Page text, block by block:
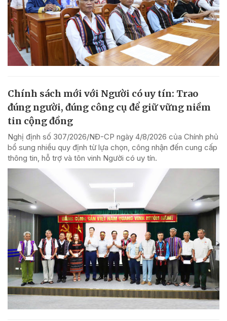
Chính sách mới với Người có uy tín: Trao
đúng người, đúng công cụ để giữ vững niềm
tin cộng đồng
Nghị định số 307/2026/NĐ-CP ngày 4/8/2026 của Chính phủ
bổ sung nhiều quy định từ lựa chọn, công nhận đến cung cấp
thông tin, hỗ trợ và tôn vinh Người có uy tín.